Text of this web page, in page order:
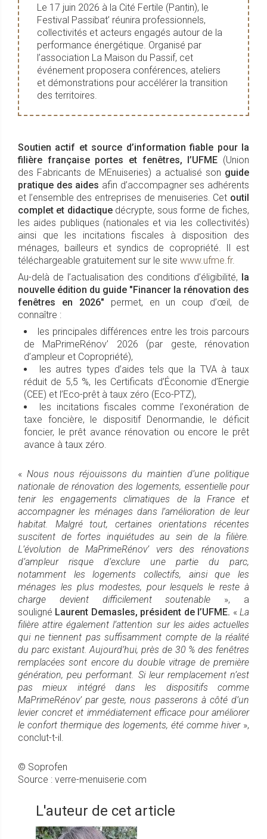
Le 17 juin 2026 à la Cité Fertile (Pantin), le
Festival Passibat’ réunira professionnels,
collectivités et acteurs engagés autour de la
performance énergétique. Organisé par
l’association La Maison du Passif, cet
événement proposera conférences, ateliers
et démonstrations pour accélérer la transition
des territoires.
Soutien actif et source d’information fiable pour la
filière française portes et fenêtres, l’UFME (Union
des Fabricants de MEnuiseries) a actualisé son guide
pratique des aides afin d’accompagner ses adhérents
et l’ensemble des entreprises de menuiseries. Cet outil
complet et didactiquedécrypte, sous forme de fiches,
les aides publiques (nationales et via les collectivités)
ainsi que les incitations fiscales à disposition des
ménages, bailleurs et syndics de copropriété. Il est
téléchargeable gratuitement sur le site www.ufme.fr.
Au-delà de l’actualisation des conditions d’éligibilité,
la
nouvelle édition du guide "Financer la rénovation des
fenêtres en 2026" permet, en un coup d’œil, de
connaître :
les principales différences entre les trois parcours
de MaPrimeRénov’ 2026 (par geste, rénovation
d’ampleur et Copropriété),
les autres types d’aides tels que la TVA à taux
réduit de 5,5 %, les Certificats d’Économie d’Energie
(CEE) et l’Eco-prêt à taux zéro (Eco-PTZ),
les incitations fiscales comme l’exonération de
taxe foncière, le dispositif Denormandie, le déficit
foncier, le prêt avance rénovation ou encore le prêt
avance à taux zéro.
« Nous nous réjouissons du maintien d’une politique
nationale de rénovation des logements, essentielle pour
tenir les engagements climatiques de la France et
accompagner les ménages dans l’amélioration de leur
habitat. Malgré tout, certaines orientations récentes
suscitent de fortes inquiétudes au sein de la filière.
L’évolution de MaPrimeRénov’ vers des rénovations
d’ampleur risque d’exclure une partie du parc,
notamment les logements collectifs, ainsi que les
ménages les plus modestes, pour lesquels le reste à
charge devient difficilement soutenable », a
souligné Laurent Demasles, président de l’UFME. «La
filière attire également l’attention sur les aides actuelles
qui ne tiennent pas suffisamment compte de la réalité
du parc existant. Aujourd’hui, près de 30 % des fenêtres
remplacées sont encore du double vitrage de première
génération, peu performant. Si leur remplacement n’est
pas mieux intégré dans les dispositifs comme
MaPrimeRénov’ par geste, nous passerons à côté d’un
levier concret et immédiatement efficace pour améliorer
le confort thermique des logements, été comme hiver »,
conclut-t-il.
© Soprofen
Source : verre-menuiserie.com
L'auteur de cet article